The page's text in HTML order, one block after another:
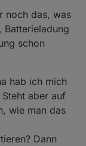
noch das, was
Batterieladung
schon
hab ich mich
aber auf
wie man das
Dann